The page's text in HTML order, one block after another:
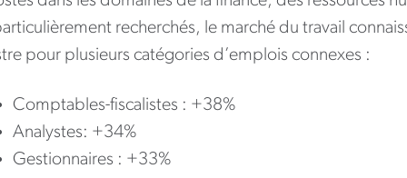
recherchés, le marché du travail
pour plusieurs catégories d’emplois connexes :
Comptables-fiscalistes : +38%
Analystes: +34%
Gestionnaires : +33%